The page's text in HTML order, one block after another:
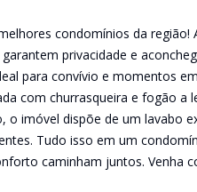
condomínios da região!
privacidade e
para convívio e momentos
com churrasqueira e fogão a
o imóvel dispõe de um lavabo
Tudo isso em um
caminham juntos. Venha